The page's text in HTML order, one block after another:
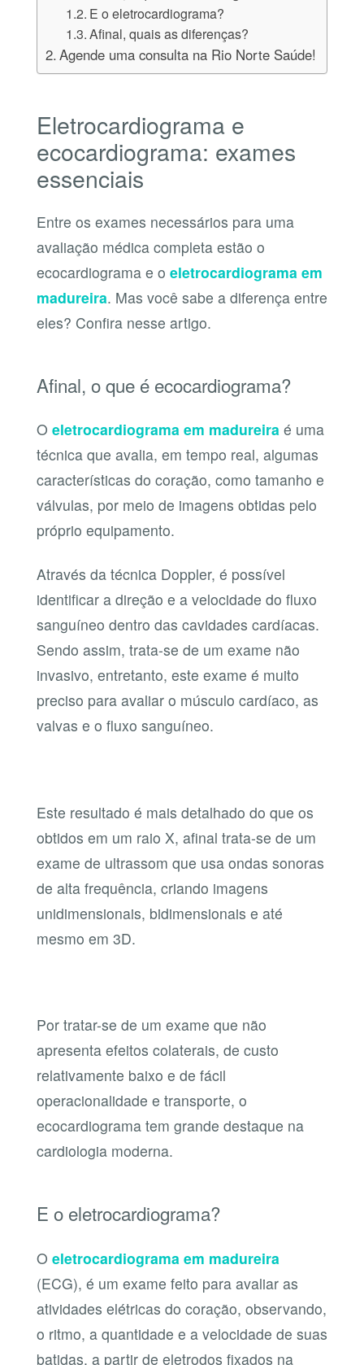
E o eletrocardiograma?
Afinal, quais as diferenças?
Agende uma consulta na Rio Norte Saúde!
Eletrocardiograma e
ecocardiograma: exames
essenciais
Entre os exames necessários para uma
avaliação médica completa estão o
ecocardiograma e o eletrocardiograma em
madureira. Mas você sabe a diferença entre
eles? Confira nesse artigo.
Afinal, o que é ecocardiograma?
O eletrocardiograma em madureiraé uma
técnica que avalia, em tempo real, algumas
características do coração, como tamanho e
válvulas, por meio de imagens obtidas pelo
próprio equipamento.
Através da técnica Doppler, é possível
identificar a direção e a velocidade do fluxo
sanguíneo dentro das cavidades cardíacas.
Sendo assim, trata-se de um exame não
invasivo, entretanto, este exame é muito
preciso para avaliar o músculo cardíaco, as
valvas e o fluxo sanguíneo.
Este resultado é mais detalhado do que os
obtidos em um raio X, afinal trata-se de um
exame de ultrassom que usa ondas sonoras
de alta frequência, criando imagens
unidimensionais, bidimensionais e até
mesmo em 3D.
Por tratar-se de um exame que não
apresenta efeitos colaterais, de custo
relativamente baixo e de fácil
operacionalidade e transporte, o
ecocardiograma tem grande destaque na
cardiologia moderna.
E o eletrocardiograma?
O eletrocardiograma em madureira
(ECG), é um exame feito para avaliar as
atividades elétricas do coração, observando,
o ritmo, a quantidade e a velocidade de suas
batidas, a partir de eletrodos fixados na